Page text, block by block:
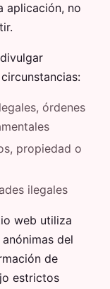
aplicación, no
órdenes
propiedad o
ilegales
web utiliza
del
de
estrictos